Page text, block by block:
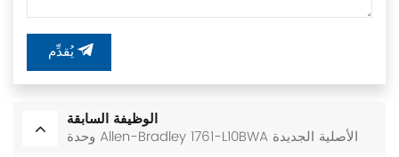
يُقدِّم
الوظيفة السابقة
وحدة Allen-Bradley 1761-L10BWA الأصلية الجديدة